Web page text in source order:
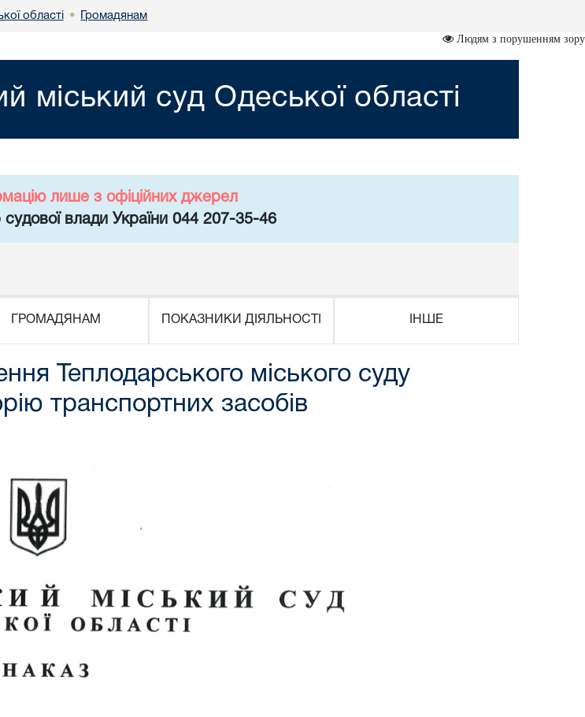
області • Громадянам
Людям з порушенням зору
міський суд Одеської області
лише з офіційних джерел
влади України 044 207-35-46
ГРОМАДЯНАМ ПОКАЗНИКИ ДІЯЛЬНОСТІ ІНШЕ
Теплодарського міського суду
транспортних засобів